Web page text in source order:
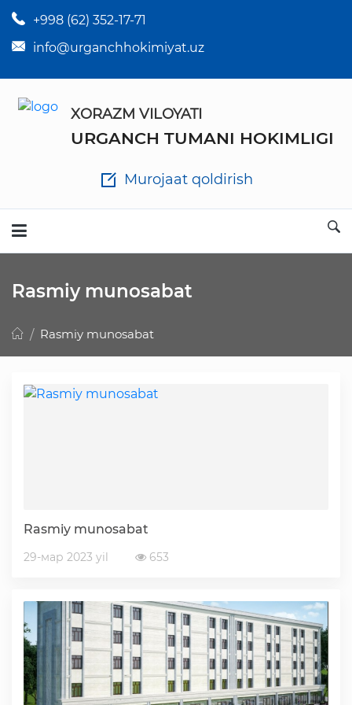
+998 (62) 352-17-71
info@urganchhokimiyat.uz
XORAZM VILOYATI
URGANCH TUMANI HOKIMLIGI
Murojaat qoldirish
Tuman hokim qarorlari
Tuman hokimi farmoyishlari
Tuman hokimligi ish yuritish yo'riqnomasi
Faoliyat
Aholi bandligini ta'minlash
Rasmiy munosabat
Rasmiy munosabat
Rasmiy munosabat
Rasmiy munosabat
29-мар 2023 yil 653